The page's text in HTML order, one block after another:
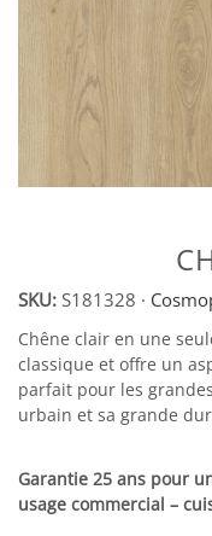
SKU: S181328 ·
Chêne clair en une
classique et offre un
parfait pour les
urbain et sa grande
Garantie 25 ans pour
usage commercial –